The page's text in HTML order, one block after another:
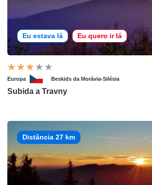
Eu estava lá Eu quero ir lá
Europa Beskids da Morávia-Silésia
Subida a Travny
Distância 27 km